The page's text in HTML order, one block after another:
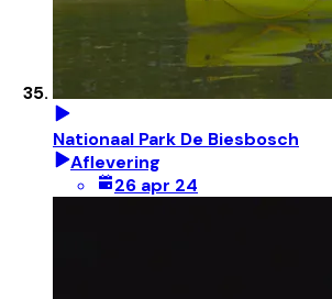
Nationaal Park De Biesbosch
Aflevering
26 apr 24